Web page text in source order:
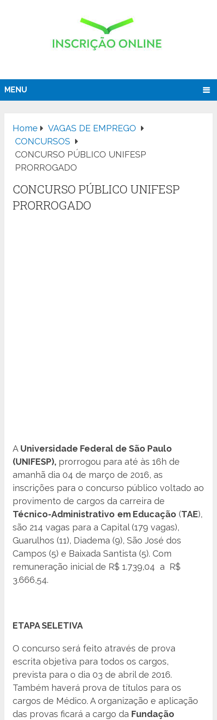
MENU
Home
VAGAS DE EMPREGO
CONCURSOS
CONCURSO PÚBLICO UNIFESP
PRORROGADO
CONCURSO PÚBLICO UNIFESP
PRORROGADO
A Universidade Federal de São Paulo
(UNIFESP), prorrogou para até às 16h de
amanhã dia 04 de março de 2016, as
inscrições para o concurso público voltado ao
provimento de cargos da carreira de
Técnico-Administrativo em Educação (TAE),
são 214 vagas para a Capital (179 vagas),
Guarulhos (11), Diadema (9), São José dos
Campos (5) e Baixada Santista (5). Com
remuneração inicial de R$ 1.739,04 a R$
3.666,54.
ETAPA SELETIVA
O concurso será feito através de prova
escrita objetiva para todos os cargos,
prevista para o dia 03 de abril de 2016.
Também haverá prova de títulos para os
cargos de Médico. A organização e aplicação
das provas ficará a cargo da Fundação